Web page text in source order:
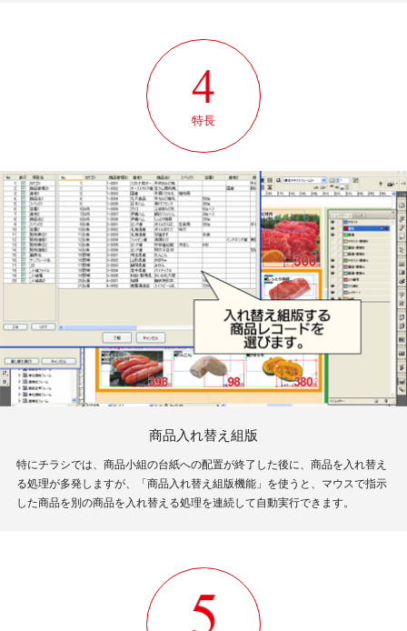
特長
商品入れ替え組版
特にチラシでは、商品小組の台紙への配置が終了した後に、商品を入れ替え
る処理が多発しますが、「商品入れ替え組版機能」を使うと、マウスで指示
した商品を別の商品を入れ替える処理を連続して自動実行できます。